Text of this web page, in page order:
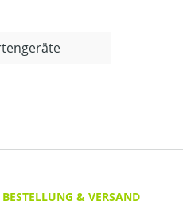
BESTELLUNG & VERSAND